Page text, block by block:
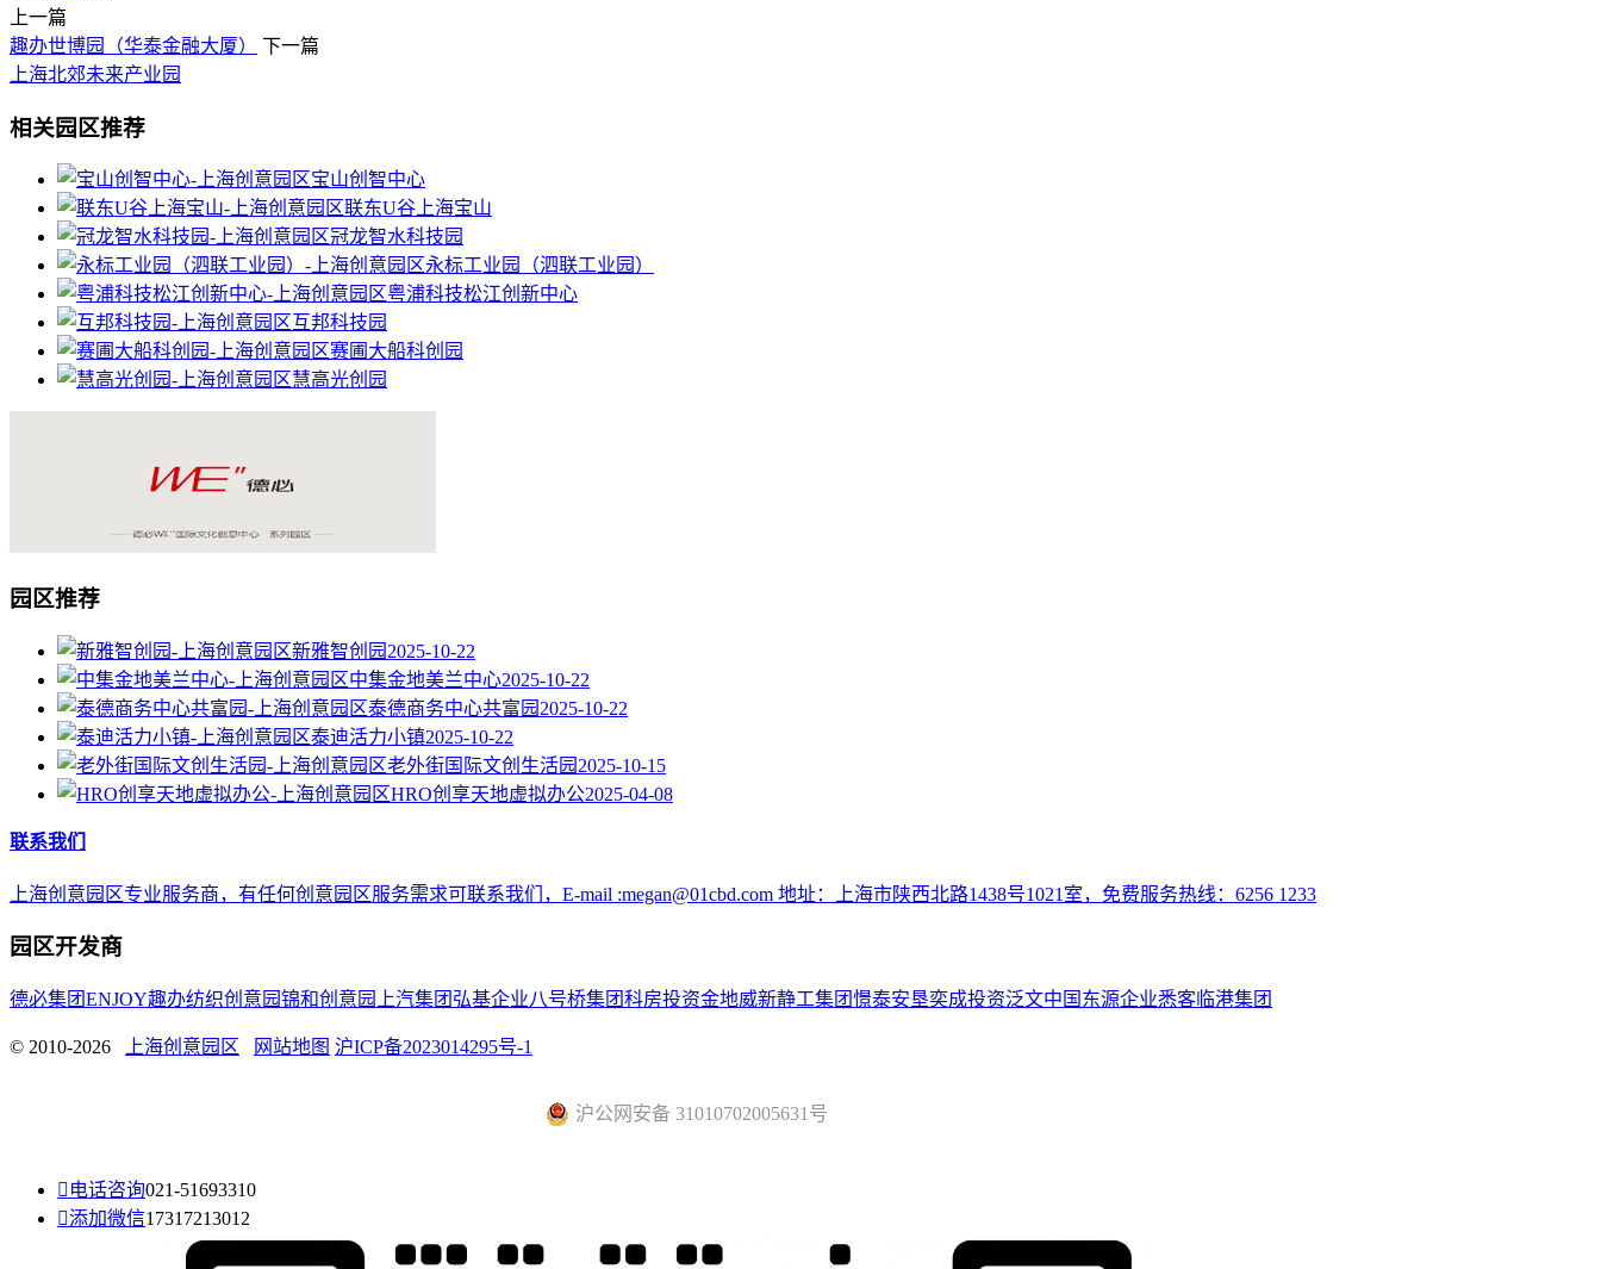
上一篇
趣办世博园（华泰金融大厦）
下一篇
上海北郊未来产业园
相关园区推荐
宝山创智中心
联东U谷上海宝山
冠龙智水科技园
永标工业园（泗联工业园）
粤浦科技松江创新中心
互邦科技园
赛圃大船科创园
慧高光创园
园区推荐
新雅智创园 2025-10-22
中集金地美兰中心2025-10-22
泰德商务中心共富园 2025-10-22
泰迪活力小镇2025-10-22
老外街国际文创生活园 2025-10-15
HRO创享天地虚拟办公2025-04-08
联系我们
上海创意园区专业服务商，有任何创意园区服务需求可联系我们，E-mail :megan@01cbd.com 地址：上海市陕西北路1438号1021室，免费服务热线：6256 1233
园区开发商
德必集团ENJOY趣办纺织创意园锦和创意园 上汽集团 弘基企业八号桥集团科房投资金地威新静工集团憬泰安垦奕成投资泛文中国 东源企业悉客 临港集团
© 2010-2026 上海创意园区 网站地图 沪ICP备2023014295号-1
沪公网安备 31010702005631号
 电话咨询021-51693310
添加微信17317213012